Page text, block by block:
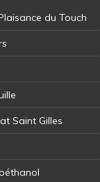
du Touch
Saint Gilles